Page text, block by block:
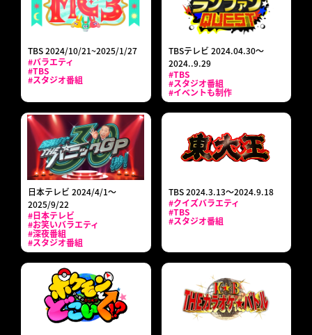
TBS 2024/10/21~2025/1/27
#バラエティ
#TBS
#スタジオ番組
TBSテレビ 2024.04.30～
2024..9.29
#TBS
#スタジオ番組
#イベントも制作
日本テレビ 2024/4/1～
2025/9/22
#日本テレビ
#お笑いバラエティ
#深夜番組
#スタジオ番組
TBS 2024.3.13～2024.9.18
#クイズバラエティ
#TBS
#スタジオ番組